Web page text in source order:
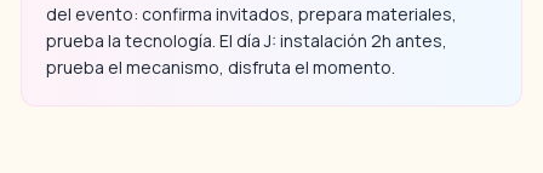
del evento: confirma invitados, prepara materiales,
prueba la tecnología. El día J: instalación 2h antes,
prueba el mecanismo, disfruta el momento.